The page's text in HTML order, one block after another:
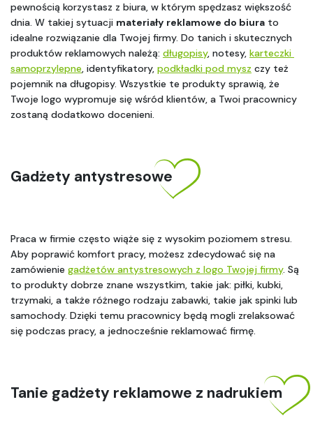
pewnością korzystasz z biura, w którym spędzasz większość
dnia. W takiej sytuacji materiały reklamowe do biura to
idealne rozwiązanie dla Twojej firmy. Do tanich i skutecznych
produktów reklamowych należą: długopisy, notesy, karteczki
samoprzylepne, identyfikatory, podkładki pod mysz czy też
pojemnik na długopisy. Wszystkie te produkty sprawią, że
Twoje logo wypromuje się wśród klientów, a Twoi pracownicy
zostaną dodatkowo docenieni.
Gadżety antystresowe
Praca w firmie często wiąże się z wysokim poziomem stresu.
Aby poprawić komfort pracy, możesz zdecydować się na
zamówienie gadżetów antystresowych z logo Twojej firmy. Są
to produkty dobrze znane wszystkim, takie jak: piłki, kubki,
trzymaki, a także różnego rodzaju zabawki, takie jak spinki lub
samochody. Dzięki temu pracownicy będą mogli zrelaksować
się podczas pracy, a jednocześnie reklamować firmę.
Tanie gadżety reklamowe z nadrukiem